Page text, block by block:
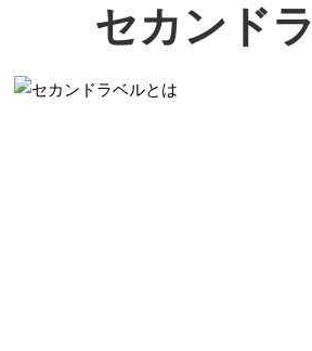
セカンド